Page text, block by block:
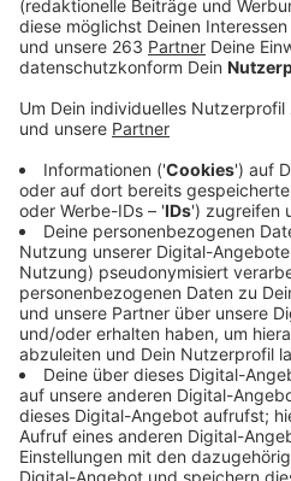
den Verkehr abgeleitet.
Veröffentlicht:Sonntag,
Anzeige
In der Fludersbach in
der Giebel einer alten
Verletzte hat es nicht
bereits leer. Nach dem Anruf
waren der Einsatzleiter der
Siegen und auch das
um sich ein Bild der Lage zu
Teile der alten Lagerhalle
waren, hat das THW Siegen
Kollegen aus Olpe diese